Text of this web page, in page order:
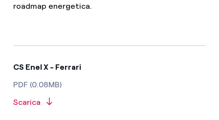
roadmap energetica.
CS Enel X - Ferrari
PDF (0.08MB)
Scarica